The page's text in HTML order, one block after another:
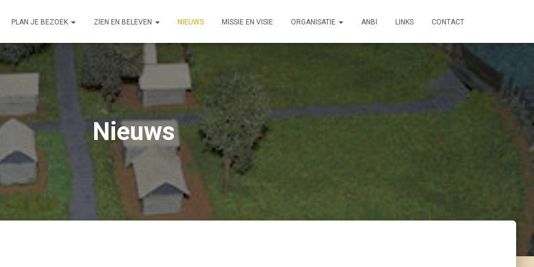
PLAN JE BEZOEK ZIEN EN BELEVEN NIEUWS MISSIE EN VISIE ORGANISATIE ANBI LINKS CONTACT
Nieuws